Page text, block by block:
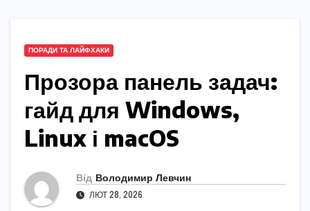
ПОРАДИ ТА ЛАЙФХАКИ
Прозора панель задач:
гайд для Windows,
Linux і macOS
Від Володимир Левчин
ЛЮТ 28, 2026